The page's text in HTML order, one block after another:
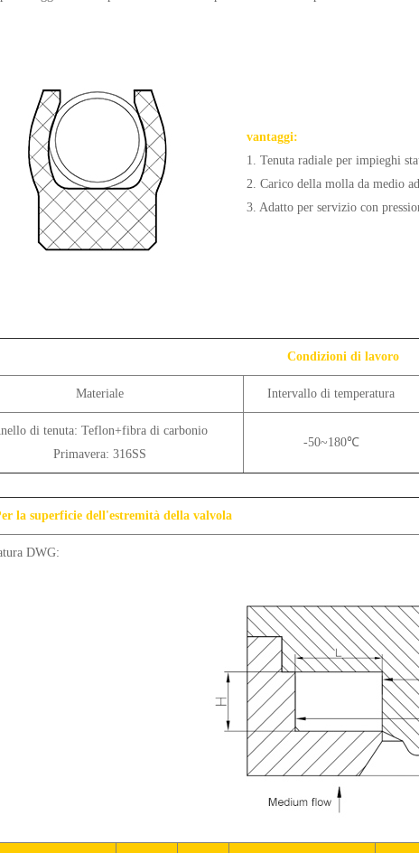
vantaggi:
1. Tenuta radiale per impieghi
2. Carico della molla da medio
3. Adatto per servizio con
Condizioni di lavoro
Materiale Intervallo di temperatura
di tenuta: Teflon+fibra di carbonio
Primavera: 316SS
-50~180℃
la superficie dell'estremità della valvola
DWG: